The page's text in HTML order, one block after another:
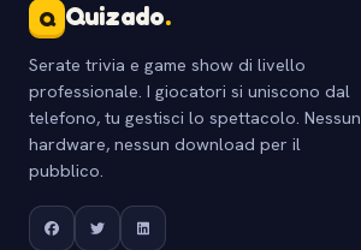
Q Quizado.
Serate trivia e game show di livello
professionale. I giocatori si uniscono dal
telefono, tu gestisci lo spettacolo. Nessun
hardware, nessun download per il
pubblico.